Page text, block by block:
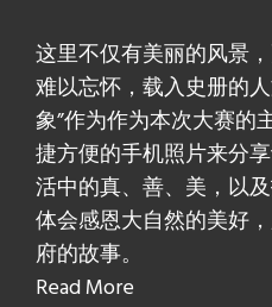
这里不仅有美丽的风景
难以忘怀，载入史册的
象”作为作为本次大赛的
捷方便的手机照片来分
活中的真、善、美，以
体会感恩大自然的美好
府的故事。
Read More